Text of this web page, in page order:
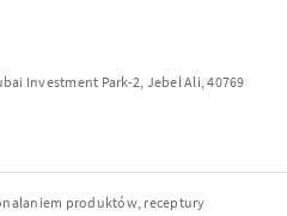
Investment Park-2, Jebel Ali, 40769
produktów, receptury